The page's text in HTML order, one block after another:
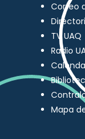
Correo
TV UAQ
Radio
Mapa